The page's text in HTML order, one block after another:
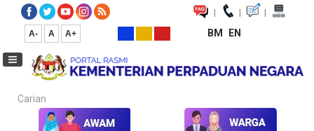
| | |
A- A A+ BM EN
Carian...
Laman Utama Media Koleksi Media Keratan Akhbar